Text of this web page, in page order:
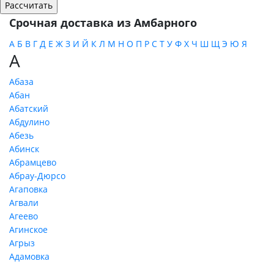
Срочная доставка из Амбарного
А Б В Г Д Е Ж З И Й К Л М Н О П Р С Т У Ф Х Ч Ш Щ Э Ю Я
А
Абаза
Абан
Абатский
Абдулино
Абезь
Абинск
Абрамцево
Абрау-Дюрсо
Агаповка
Агвали
Агеево
Агинское
Агрыз
Адамовка